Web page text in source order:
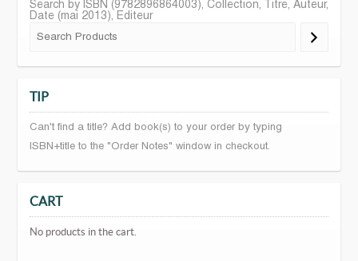
Search by ISBN (9782896864003), Collection, Titre, Auteur,
Date (mai 2013), Editeur
TIP
Can't find a title? Add book(s) to your order by typing
ISBN+title to the "Order Notes" window in checkout.
CART
No products in the cart.